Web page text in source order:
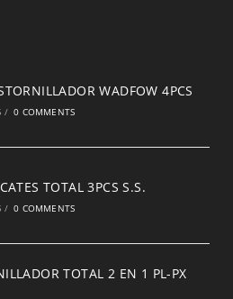
WADFOW 4PCS
/ 0 COMMENTS
TOTAL 3PCS S.S.
/ 0 COMMENTS
TOTAL 2 EN 1 PL-PX